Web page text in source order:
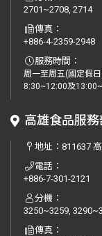
2701~2708, 2714
傳真：
+886-4-2359-2948
服務時間：
周一至周五(國定假
8:30~12:00及
高雄食品服務
地址：811637
電話：
+886-7-301-2121
分機：
3250~3259,
傳真：